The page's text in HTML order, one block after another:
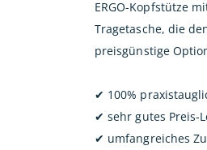
ERGO-Kopfstütze
Tragetasche, die
preisgünstige
✔ 100%
✔ sehr gutes Preis-
✔ umfangreiches